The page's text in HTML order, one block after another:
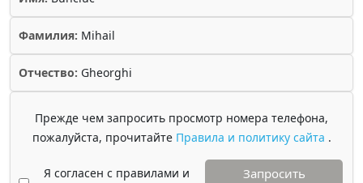
Фамилия: Mihail
Отчество: Gheorghi
Прежде чем запросить просмотр номера телефона,
пожалуйста, прочитайте Правила и политику сайта .
Я согласен с правилами и
Запросить